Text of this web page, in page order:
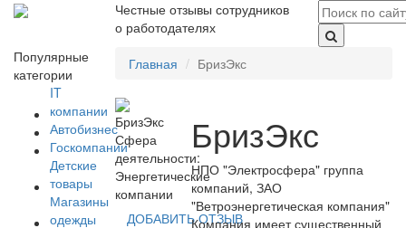
Честные отзывы сотрудников
о работодателях
Популярные
категории
IT
компании
Автобизнес
Госкомпании
Детские
товары
Магазины
одежды
Главная БризЭкс
Сфера
деятельности:
Энергетические
компании
ДОБАВИТЬ ОТЗЫВ
БризЭкс
НПО "Электросфера" группа
компаний, ЗАО
"Ветроэнергетическая компания"
Компания имеет существенный